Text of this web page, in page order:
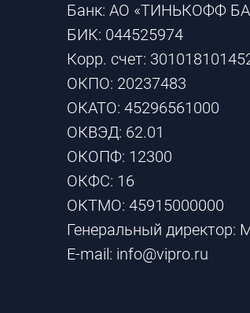
Банк: АО «ТИНЬКОФФ
БИК: 044525974
Корр. счет:
ОКПО: 20237483
ОКАТО: 45296561000
ОКВЭД: 62.01
ОКОПФ: 12300
ОКФС: 16
ОКТМО: 45915000000
Генеральный директор:
E-mail: info@vipro.ru